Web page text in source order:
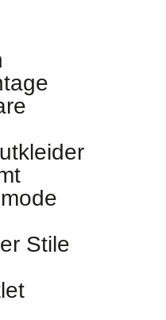
Stile